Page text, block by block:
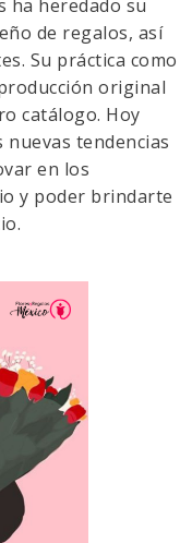
ha heredado su
de regalos, así
Su práctica como
original
catálogo. Hoy
tendencias
en los
y poder brindarte